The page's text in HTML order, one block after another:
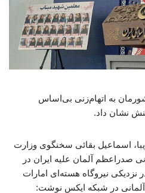
به اتهام‌زنی بی‌اساس
نشان داد.
اسماعیل بقائی سخنگوی وزارت
صدراعظم آلمان علیه ایران در
نزدیکی نیروگاه‌ هسته‌ای امارات
آلمانی در شبکه ایکس نوشت: